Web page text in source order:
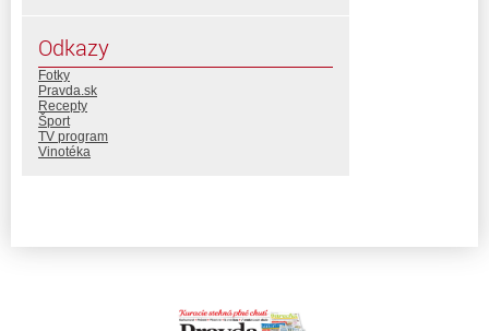
Odkazy
Fotky
Pravda.sk
Recepty
Šport
TV program
Vinotéka